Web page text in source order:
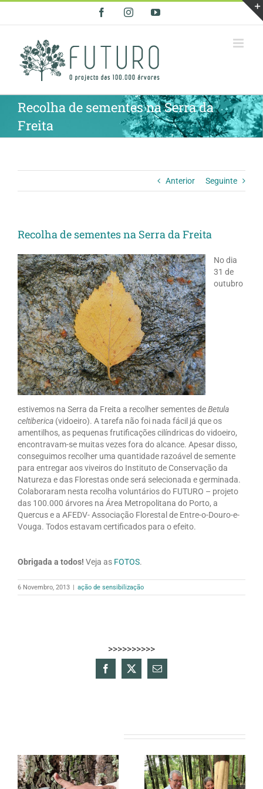
FacebookInstagramYouTube
Recolha de sementes na Serra da
Freita
Anterior Seguinte
Recolha de sementes na Serra da Freita
No dia
31 de
outubro
estivemos na Serra da Freita a recolher sementes deBetula
celtiberica (vidoeiro). A tarefa não foi nada fácil já que os
amentilhos, as pequenas frutificações cilíndricas do vidoeiro,
encontravam-se muitas vezes fora do alcance. Apesar disso,
conseguimos recolher uma quantidade razoável de semente
para entregar aos viveiros do Instituto de Conservação da
Natureza e das Florestas onde será selecionada e germinada.
Colaboraram nesta recolha voluntários do FUTURO – projeto
das 100.000 árvores na Área Metropolitana do Porto, a
Quercus e a AFEDV- Associação Florestal de Entre-o-Douro-e-
Vouga. Todos estavam certificados para o efeito.
Obrigada a todos! Veja as FOTOS.
6 Novembro, 2013 | ação de sensibilização
>>>>>>>>>>
Facebook
X
Email
(necessário
Núcleo da U.
Alunos da
Secundária